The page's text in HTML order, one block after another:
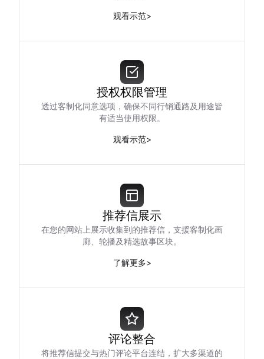
观看示范>
授权权限管理
透过客制化同意选项，确保不同行销通路及用途皆
有适当使用权限。
观看示范>
推荐信展示
在您的网站上展示收集到的推荐信，支援客制化画
廊、轮播及精选故事区块。
了解更多>
评论整合
将推荐信提交与热门评论平台连结，扩大多渠道的